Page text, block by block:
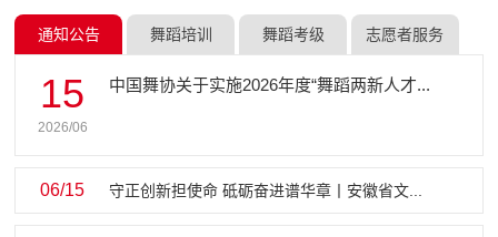
通知公告 舞蹈培训 舞蹈考级 志愿者服务
15
2026/06
中国舞协关于实施2026年度“舞蹈两新人才...
06/15 守正创新担使命 砥砺奋进谱华章丨安徽省文...